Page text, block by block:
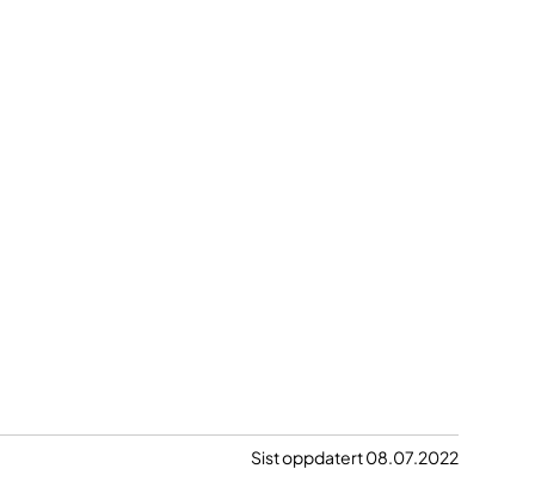
Sist oppdatert 08.07.2022